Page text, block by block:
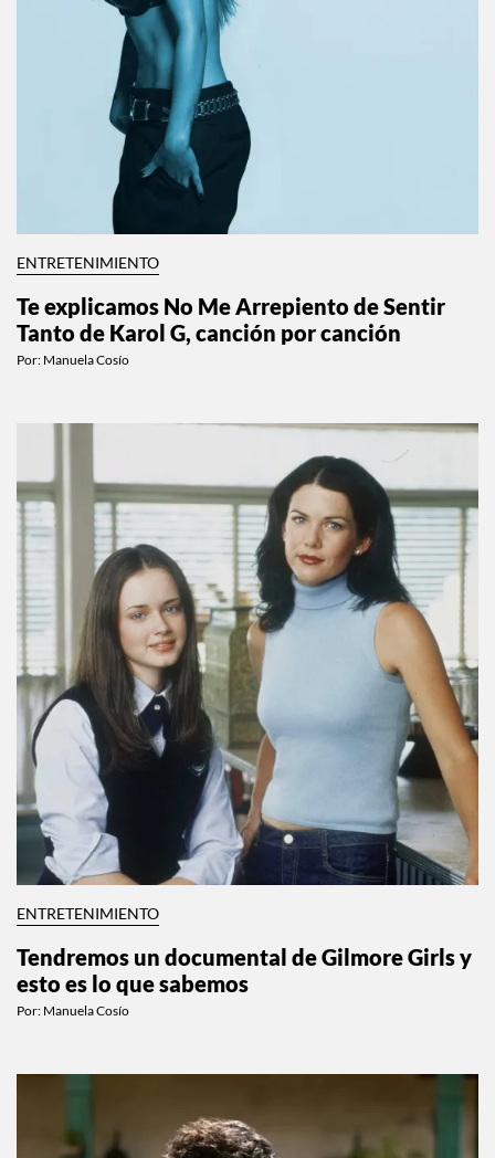
ENTRETENIMIENTO
Te explicamos No Me Arrepiento de Sentir
Tanto de Karol G, canción por canción
Por: Manuela Cosío
ENTRETENIMIENTO
Tendremos un documental de Gilmore Girls y
esto es lo que sabemos
Por: Manuela Cosío